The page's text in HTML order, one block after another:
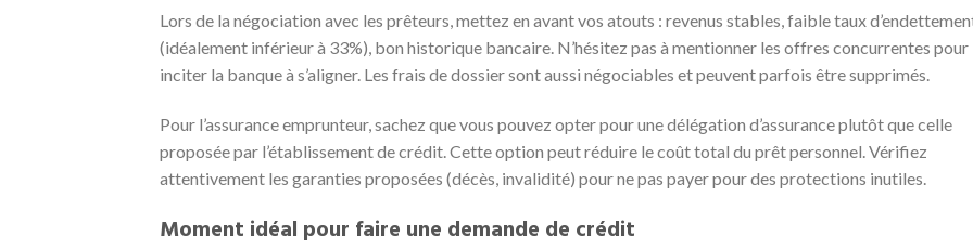
Lors de la négociation avec les prêteurs, mettez en avant vos atouts : revenus stables, faible taux
(idéalement inférieur à 33%), bon historique bancaire. N’hésitez pas à mentionner les offres concurrentes pour
inciter la banque à s’aligner. Les frais de dossier sont aussi négociables et peuvent parfois être supprimés.
Pour l’assurance emprunteur, sachez que vous pouvez opter pour une délégation d’assurance plutôt que celle
proposée par l’établissement de crédit. Cette option peut réduire le coût total du prêt personnel. Vérifiez
attentivement les garanties proposées (décès, invalidité) pour ne pas payer pour des protections inutiles.
Moment idéal pour faire une demande de crédit